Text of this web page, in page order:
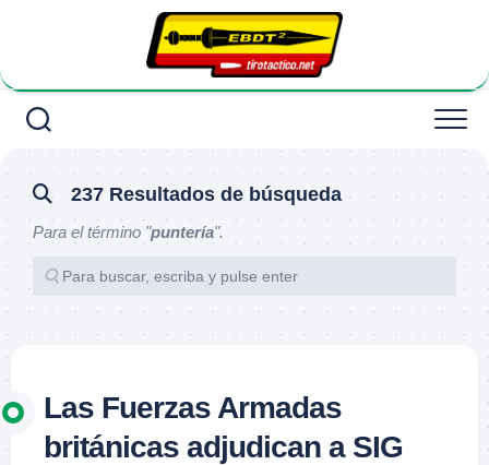
237 Resultados de búsqueda
Para el término "puntería".
Las Fuerzas Armadas
británicas adjudican a SIG